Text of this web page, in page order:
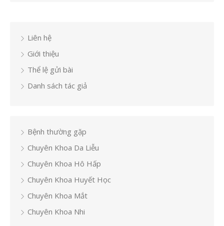
Liên hệ
Giới thiệu
Thể lệ gửi bài
Danh sách tác giả
Bệnh thường gặp
Chuyên Khoa Da Liễu
Chuyên Khoa Hô Hấp
Chuyên Khoa Huyết Học
Chuyên Khoa Mắt
Chuyên Khoa Nhi